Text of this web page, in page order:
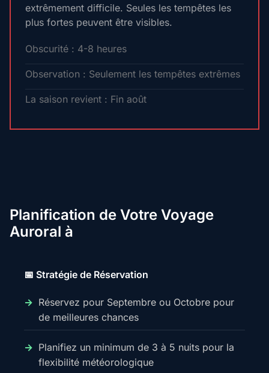
extrêmement difficile. Seules les tempêtes les
plus fortes peuvent être visibles.
Obscurité : 4-8 heures
Observation : Seulement les tempêtes extrêmes
La saison revient : Fin août
Planification de Votre Voyage
Auroral à
📅 Stratégie de Réservation
Réservez pour Septembre ou Octobre pour
de meilleures chances
Planifiez un minimum de 3 à 5 nuits pour la
flexibilité météorologique